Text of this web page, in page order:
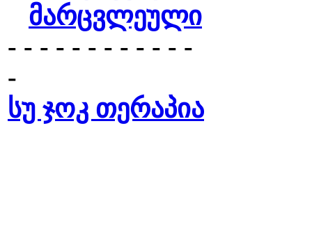
მარცვლეული
- - - - - - - - - - - -
-
სუ ჯოკ თერაპია